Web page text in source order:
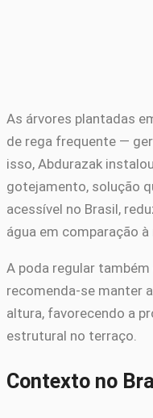
As árvores plantadas
de rega frequente —
isso, Abdurazak
gotejamento, solução
acessível no Brasil,
água em comparação à
A poda regular
recomenda-se manter
altura, favorecendo a
estrutural no terraço.
Contexto no